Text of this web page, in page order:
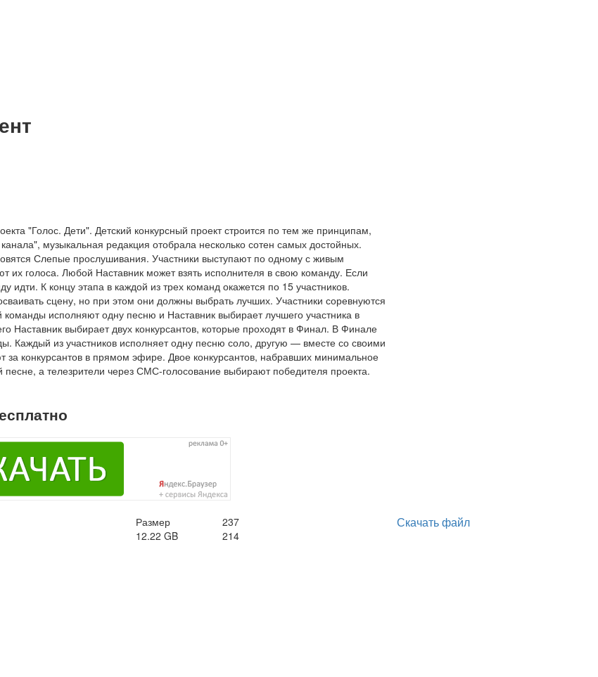
"Голос. Дети". Детский конкурсный проект строится по тем же принципам,
музыкальная редакция отобрала несколько сотен самых достойных.
Слепые прослушивания. Участники выступают по одному с живым
их голоса. Любой Наставник может взять исполнителя в свою команду. Если
К концу этапа в каждой из трех команд окажется по 15 участников.
сцену, но при этом они должны выбрать лучших. Участники соревнуются
исполняют одну песню и Наставник выбирает лучшего участника в
Наставник выбирает двух конкурсантов, которые проходят в Финал. В Финале
Каждый из участников исполняет одну песню соло, другую — вместе со своими
конкурсантов в прямом эфире. Двое конкурсантов, набравших минимальное
а телезрители через СМС-голосование выбирают победителя проекта.
Размер
12.22 GB
237
214
Скачать файл